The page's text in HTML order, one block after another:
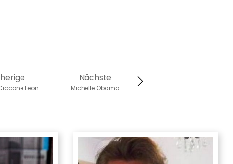
Nächste
Michelle Obama
Leon